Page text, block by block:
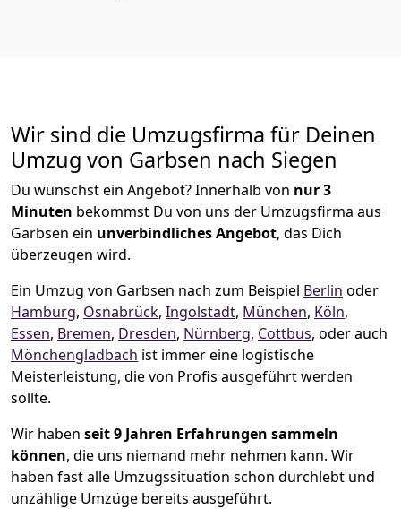
Wir sind die Umzugsfirma für Deinen
Umzug von Garbsen nach Siegen
Du wünschst ein Angebot? Innerhalb von nur 3
Minuten bekommst Du von uns der Umzugsfirma aus
Garbsen ein unverbindliches Angebot, das Dich
überzeugen wird.
Ein Umzug von Garbsen nach zum Beispiel Berlin oder
Hamburg, Osnabrück, Ingolstadt, München, Köln,
Essen, Bremen, Dresden, Nürnberg, Cottbus, oder auch
Mönchen­gladbach ist immer eine logistische
Meisterleistung, die von Profis ausgeführt werden
sollte.
Wir haben seit9 Jahren Erfahrungen sammeln
können, die uns niemand mehr nehmen kann. Wir
haben fast alle Umzugssituation schon durchlebt und
unzählige Umzüge bereits ausgeführt.